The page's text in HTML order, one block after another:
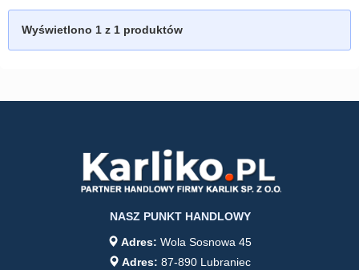
Wyświetlono 1 z 1 produktów
NASZ PUNKT HANDLOWY
Adres: Wola Sosnowa 45
Adres: 87-890 Lubraniec